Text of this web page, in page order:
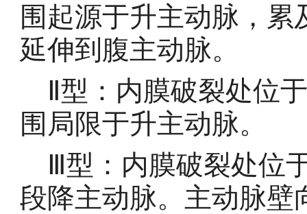
围起源于升主动脉，
延伸到腹主动脉
Ⅱ型：内膜破裂处位
围局限于升主动
Ⅲ型：内膜破裂处位
段降主动脉。主动脉壁